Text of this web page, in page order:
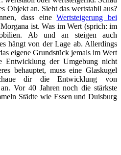
Objekt an. Sieht das wertstabil aus?
dass eineWertsteigerung bei
ist. Was im Wert (sprich: im
Ab und an steigen auch
hängt von der Lage ab. Allerdings
eigene Grundstück jemals im Wert
Entwicklung der Umgebung nicht
behauptet, muss eine Glaskugel
dir die Entwicklung von
Vor 40 Jahren noch die stärkste
Städte wie Essen und Duisburg